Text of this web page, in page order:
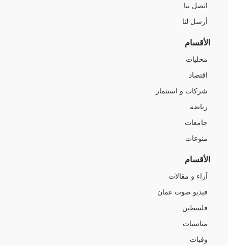
اتصل بنا
أرسل لنا
الأقسام
محليات
اقتصاد
شركات و استثمار
رياضة
جامعات
منوعات
الأقسام
آراء و مقالات
فيديو صوت عمان
فلسطين
مناسبات
وفيات